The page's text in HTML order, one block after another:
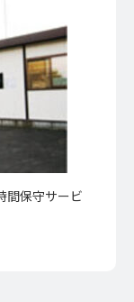
間保守サービ